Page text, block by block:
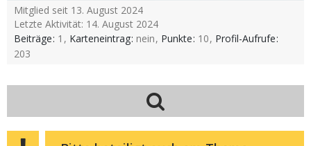
Mitglied seit 13. August 2024
Letzte Aktivität: 14. August 2024
Beiträge 1 Karteneintrag nein Punkte 10 Profil-Aufrufe
203